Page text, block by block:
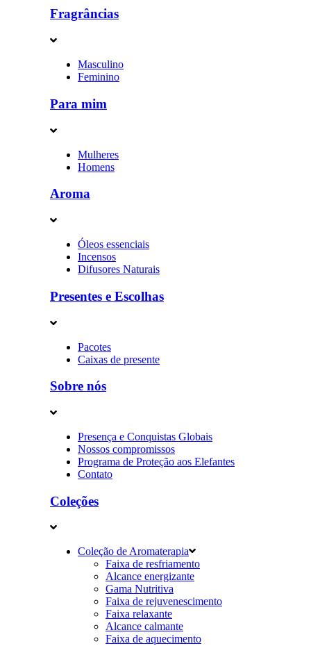
Fragrâncias
Masculino
Feminino
Para mim
Mulheres
Homens
Aroma
Óleos essenciais
Incensos
Difusores Naturais
Presentes e Escolhas
Pacotes
Caixas de presente
Sobre nós
Presença e Conquistas Globais
Nossos compromissos
Programa de Proteção aos Elefantes
Contato
Coleções
Coleção de Aromaterapia
Faixa de resfriamento
Alcance energizante
Gama Nutritiva
Faixa de rejuvenescimento
Faixa relaxante
Alcance calmante
Faixa de aquecimento